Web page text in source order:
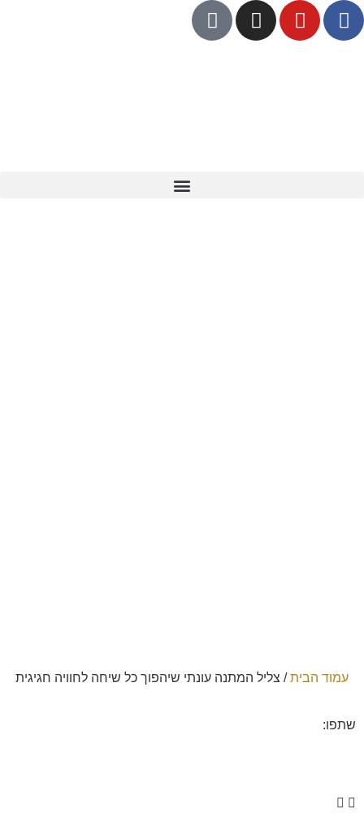
עמוד הבית/ צליל המתנה עונתי שיהפוך כל שיחה לחוויה חגיגית
שתפו: